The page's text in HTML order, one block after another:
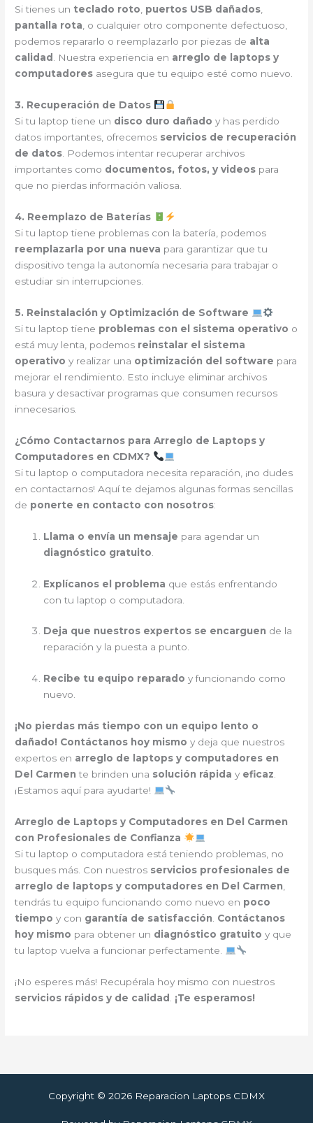
Si tienes un teclado roto, puertos USB dañados,
pantalla rota, o cualquier otro componente defectuoso,
podemos repararlo o reemplazarlo por piezas de alta
calidad . Nuestra experiencia en arreglo de laptops y
computadores asegura que tu equipo esté como nuevo.
3. Recuperación de Datos
Si tu laptop tiene un disco duro dañado y has perdido
datos importantes, ofrecemos servicios de recuperación
de datos . Podemos intentar recuperar archivos
importantes como documentos, fotos, y videos para
que no pierdas información valiosa.
4. Reemplazo de Baterías
Si tu laptop tiene problemas con la batería, podemos
reemplazarla por una nueva para garantizar que tu
dispositivo tenga la autonomía necesaria para trabajar o
estudiar sin interrupciones.
5. Reinstalación y Optimización de Software
Si tu laptop tiene problemas con el sistema operativo o
está muy lenta, podemos reinstalar el sistema
operativo y realizar una optimización del software para
mejorar el rendimiento. Esto incluye eliminar archivos
basura y desactivar programas que consumen recursos
innecesarios.
¿Cómo Contactarnos para Arreglo de Laptops y
Computadores en CDMX?
Si tu laptop o computadora necesita reparación, ¡no dudes
en contactarnos! Aquí te dejamos algunas formas sencillas
de ponerte en contacto con nosotros:
Llama o envía un mensaje para agendar un
diagnóstico gratuito
Explícanos el problema que estás enfrentando
con tu laptop o computadora.
Deja que nuestros expertos se encarguen de la
reparación y la puesta a punto.
Recibe tu equipo reparado y funcionando como
nuevo.
¡No pierdas más tiempo con un equipo lento o
dañado! Contáctanos hoy mismo y deja que nuestros
expertos en arreglo de laptops y computadores en
Del Carmen te brinden una solución rápida y eficaz
¡Estamos aquí para ayudarte!
Arreglo de Laptops y Computadores en Del Carmen
con Profesionales de Confianza
Si tu laptop o computadora está teniendo problemas, no
busques más. Con nuestros servicios profesionales de
arreglo de laptops y computadores en Del Carmen
tendrás tu equipo funcionando como nuevo en poco
tiempo y con garantía de satisfacción Contáctanos
hoy mismo para obtener un diagnóstico gratuito y que
tu laptop vuelva a funcionar perfectamente.
¡No esperes más! Recupérala hoy mismo con nuestros
servicios rápidos y de calidad
¡Te esperamos!
Copyright © 2026 Reparacion Laptops CDMX